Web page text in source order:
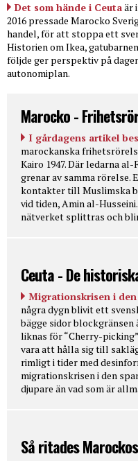
Det som hände i Ceutaär
2016 pressade Marocko
handel, för att stoppa ett
Historien om Ikea,
följde ger perspektiv på
autonomiplan.
Marocko -
I gårdagens artikel
marockanska
Kairo 1947. Där ledarna
grenar av samma rörelse.
kontakter till Muslimska
vid tiden, Amin al-
nätverket splittras och
Ceuta - De
Migrationskrisen i den
några dygn blivit ett
bägge sidor blockgränsen
liknas för “Cherry-
vara att hålla sig till
rimligt i tider med
migrationskrisen i den
djupare än vad som är
Så ritades